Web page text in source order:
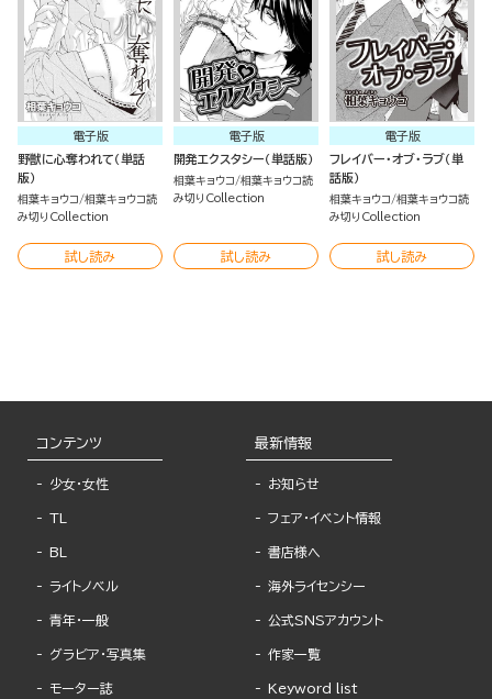
電子版
野獣に心奪われて（単話
版）
相葉キョウコ 相葉キョウコ読
み切りCollection
試し読み
電子版
開発エクスタシー（単話版）
相葉キョウコ 相葉キョウコ読
み切りCollection
試し読み
電子版
フレイバー・オブ・ラブ（単
話版）
相葉キョウコ 相葉キョウコ読
み切りCollection
試し読み
コンテンツ
少女・女性
TL
BL
ライトノベル
青年・一般
グラビア・写真集
モーター誌
最新情報
お知らせ
フェア・イベント情報
書店様へ
海外ライセンシー
公式SNSアカウント
作家一覧
Keyword list